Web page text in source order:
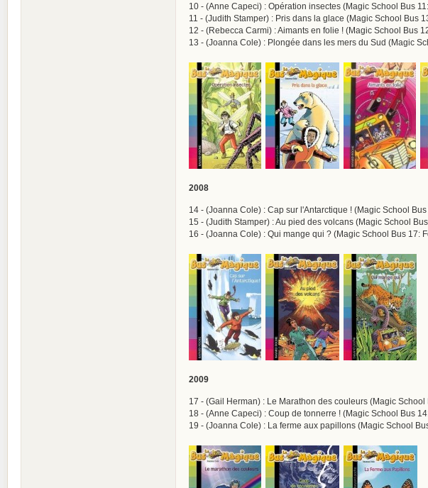
10 - (Anne Capeci) : Opération insectes (Magic School Bus
11 - (Judith Stamper) : Pris dans la glace (Magic School Bus
12 - (Rebecca Carmi) : Aimants en folie ! (Magic School Bus
13 - (Joanna Cole) : Plongée dans les mers du Sud (Magic
2008
14 - (Joanna Cole) : Cap sur l'Antarctique ! (Magic School
15 - (Judith Stamper) : Au pied des volcans (Magic School
16 - (Joanna Cole) : Qui mange qui ? (Magic School Bus 17:
2009
17 - (Gail Herman) : Le Marathon des couleurs (Magic
18 - (Anne Capeci) : Coup de tonnerre ! (Magic School Bus
19 - (Joanna Cole) : La ferme aux papillons (Magic School